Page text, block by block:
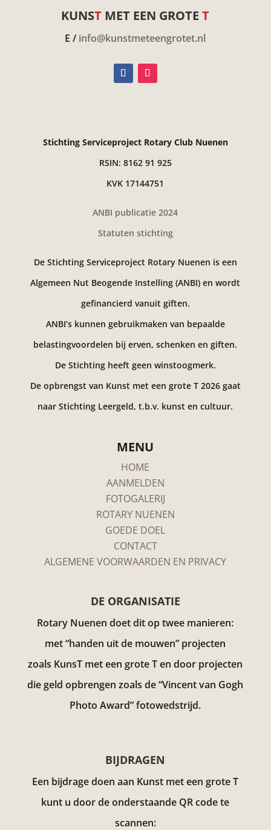
KUNST MET EEN GROTET
E / info@kunstmeteengrotet.nl
Stichting Serviceproject Rotary Club Nuenen
RSIN: 8162 91 925
KVK 17144751
ANBI publicatie 2024
Statuten stichting
De Stichting Serviceproject Rotary Nuenen is een
Algemeen Nut Beogende Instelling (ANBI) en wordt
gefinancierd vanuit giften.
ANBI’s kunnen gebruikmaken van bepaalde
belastingvoordelen bij erven, schenken en giften.
De Stichting heeft geen winstoogmerk.
De opbrengst van Kunst met een grote T 2026 gaat
naar Stichting Leergeld, t.b.v. kunst en cultuur.
MENU
HOME
AANMELDEN
FOTOGALERIJ
ROTARY NUENEN
GOEDE DOEL
CONTACT
ALGEMENE VOORWAARDEN EN PRIVACY
DE ORGANISATIE
Rotary Nuenen doet dit op twee manieren:
met “handen uit de mouwen” projecten
zoals KunsT met een grote T en door projecten
die geld opbrengen zoals de “Vincent van Gogh
Photo Award” fotowedstrijd.
BIJDRAGEN
Een bijdrage doen aan Kunst met een grote T
kunt u door de onderstaande QR code te
scannen: